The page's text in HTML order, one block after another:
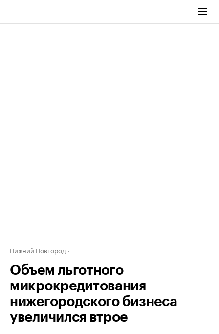
Нижний Новгород
Объем льготного
микрокредитования
нижегородского бизнеса
увеличился втрое